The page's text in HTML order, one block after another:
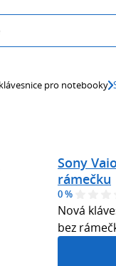
pro notebooky
Sony
rámečku
0 %
Nová
bez